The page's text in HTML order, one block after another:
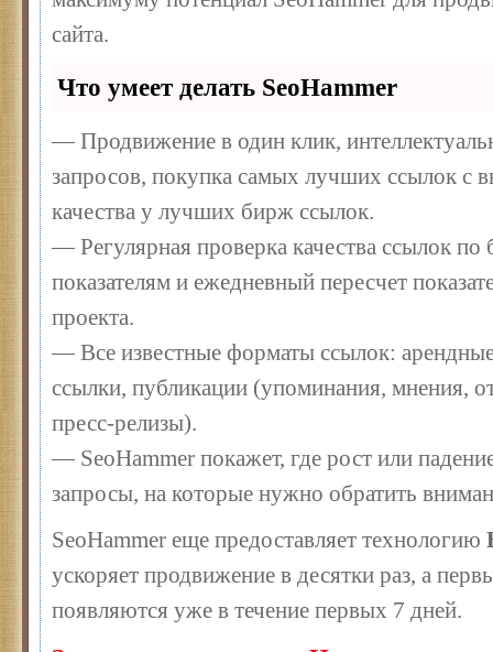
сайта.
Что умеет делать SeoHammer
— Продвижение в один клик,
запросов, покупка самых лучших ссылок с
качества у лучших бирж ссылок.
— Регулярная проверка качества ссылок по
показателям и ежедневный пересчет
проекта.
— Все известные форматы ссылок:
ссылки, публикации (упоминания, мнения,
пресс-релизы).
— SeoHammer покажет, где рост или
запросы, на которые нужно обратить
SeoHammer еще предоставляет технологию
ускоряет продвижение в десятки раз, а
появляются уже в течение первых 7 дней.